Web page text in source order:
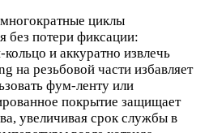
циклы
без потери фиксации:
и аккуратно извлечь
на резьбовой части избавляет
фум‑ленту или
покрытие защищает
увеличивая срок службы в